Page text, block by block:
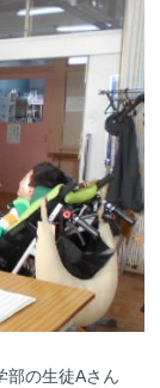
部の生徒Aさん